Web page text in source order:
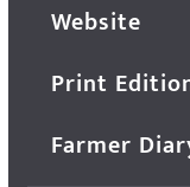
Website
Print
Farmer